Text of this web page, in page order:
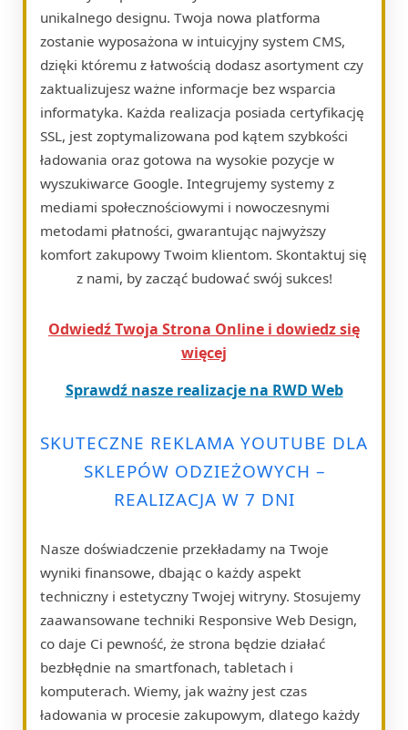
unikalnego designu. Twoja nowa platforma
zostanie wyposażona w intuicyjny system CMS,
dzięki któremu z łatwością dodasz asortyment czy
zaktualizujesz ważne informacje bez wsparcia
informatyka. Każda realizacja posiada certyfikację
SSL, jest zoptymalizowana pod kątem szybkości
ładowania oraz gotowa na wysokie pozycje w
wyszukiwarce Google. Integrujemy systemy z
mediami społecznościowymi i nowoczesnymi
metodami płatności, gwarantując najwyższy
komfort zakupowy Twoim klientom. Skontaktuj się
z nami, by zacząć budować swój sukces!
Odwiedź Twoja Strona Online i dowiedz się
więcej
Sprawdź nasze realizacje na RWD Web
SKUTECZNE REKLAMA YOUTUBE DLA
SKLEPÓW ODZIEŻOWYCH –
REALIZACJA W 7 DNI
Nasze doświadczenie przekładamy na Twoje
wyniki finansowe, dbając o każdy aspekt
techniczny i estetyczny Twojej witryny. Stosujemy
zaawansowane techniki Responsive Web Design,
co daje Ci pewność, że strona będzie działać
bezbłędnie na smartfonach, tabletach i
komputerach. Wiemy, jak ważny jest czas
ładowania w procesie zakupowym, dlatego każdy